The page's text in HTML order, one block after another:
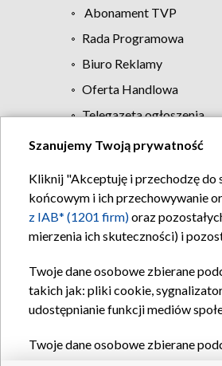
Abonament TVP
Rada Programowa
Biuro Reklamy
Oferta Handlowa
Telegazeta ogłoszenia
Szanujemy Twoją prywatność
Kliknij "Akceptuję i przechodzę do
końcowym i ich przechowywanie
z IAB* (1201 firm)oraz
mierzenia ich skuteczności) i
Twoje dane osobowe zbierane
takich jak: pliki cookie,
udostępnianie funkcji mediów
Twoje dane osobowe zbierane